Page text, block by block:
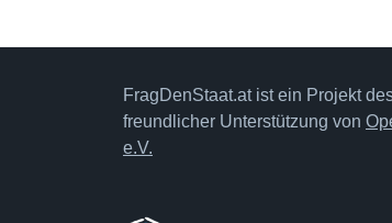
FragDenStaat.at ist ein Projekt
freundlicher Unterstützung von
e.V.